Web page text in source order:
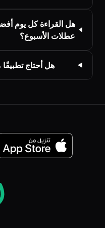
هل القراءة كل يوم
عطلات الأسبوع؟
هل أحتاج